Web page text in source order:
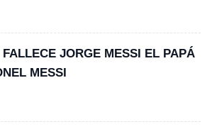
JORGE MESSI EL PAPÁ
MESSI